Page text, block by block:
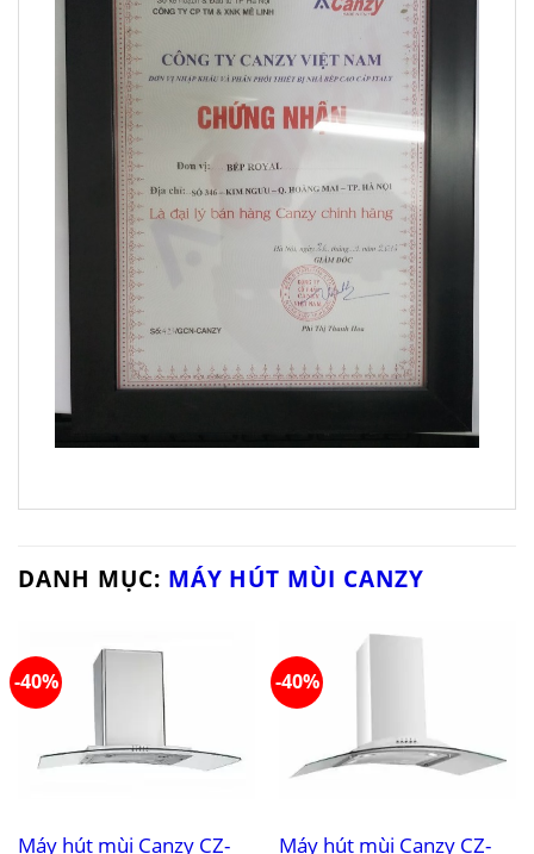
DANH MỤC: MÁY HÚT MÙI CANZY
-40%
Máy hút mùi Canzy CZ-
-40%
Máy hút mùi Canzy CZ-